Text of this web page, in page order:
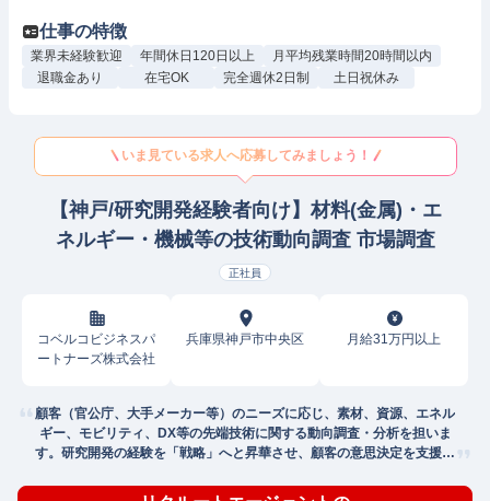
仕事の特徴
業界未経験歓迎 年間休日120日以上
月平均残業時間20時間以内
退職金あり
在宅OK 完全週休2日制 土日祝休み
いま見ている求人へ応募してみましょう！
【神戸/研究開発経験者向け】材料(金属)・エ
ネルギー・機械等の技術動向調査 市場調査
正社員
コベルコビジネスパ
ートナーズ株式会社
兵庫県神戸市中央区 月給31万円以上
顧客（官公庁、大手メーカー等）のニーズに応じ、素材、資源、エネル
ギー、モビリティ、DX等の先端技術に関する動向調査・分析を担いま
す。研究開発の経験を「戦略」へと昇華させ、顧客の意思決定を支援し